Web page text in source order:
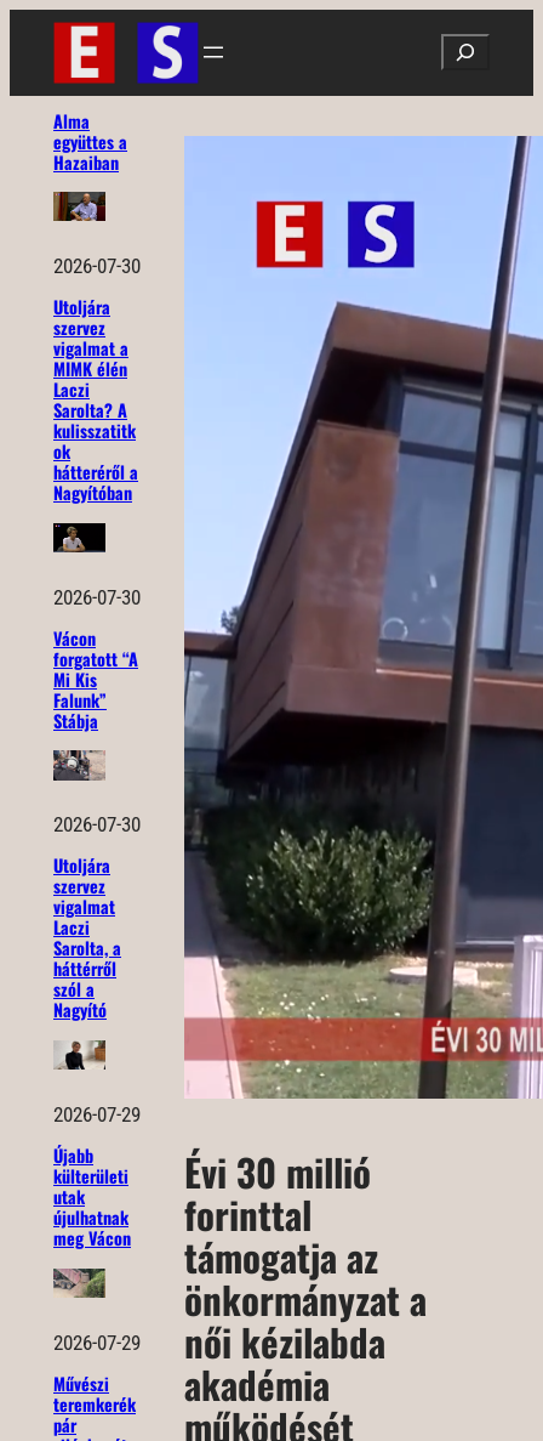
Ugrás
tartalomhoz
Search
Alma
együttes a
Hazaiban
2026-07-30
Utoljára
szervez
vigalmat a
MIMK élén
Laczi
Sarolta? A
kulisszatitk
ok
hátteréről a
Nagyítóban
2026-07-30
Vácon
forgatott “A
Mi Kis
Falunk”
Stábja
2026-07-30
Utoljára
szervez
vigalmat
Laczi
Sarolta, a
háttérről
szól a
Nagyító
2026-07-29
Újabb
külterületi
utak
újulhatnak
meg Vácon
2026-07-29
Művészi
teremkerék
pár
Évi 30 millió
forinttal
támogatja az
önkormányzat a
női kézilabda
akadémia
működését